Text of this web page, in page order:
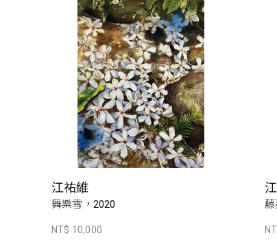
江祐維
舞樂雪，2020
NT$ 10,000